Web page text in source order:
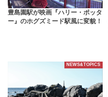
豊島園駅が映画『ハリー・ポッタ
ー』のホグズミード駅風に変貌！
NEWS&TOPICS